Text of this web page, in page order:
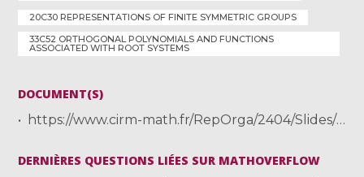
20C30 REPRESENTATIONS OF FINITE SYMMETRIC GROUPS
33C52 ORTHOGONAL POLYNOMIALS AND FUNCTIONS
ASSOCIATED WITH ROOT SYSTEMS
DOCUMENT(S)
https://www.cirm-math.fr/RepOrga/2404/Slides/Dunkl.pdf
DERNIÈRES QUESTIONS LIÉES SUR MATHOVERFLOW